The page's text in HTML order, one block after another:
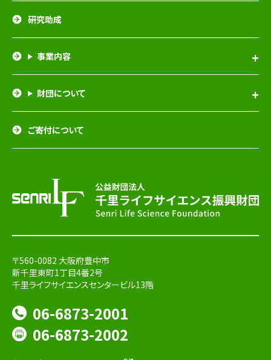
研究助成
事業内容
財団について
ご寄付について
〒560-0082 大阪府豊中市
新千里東町1丁目4番2号
千里ライフサイエンスセンタービル13階
06-6873-2001
06-6873-2002